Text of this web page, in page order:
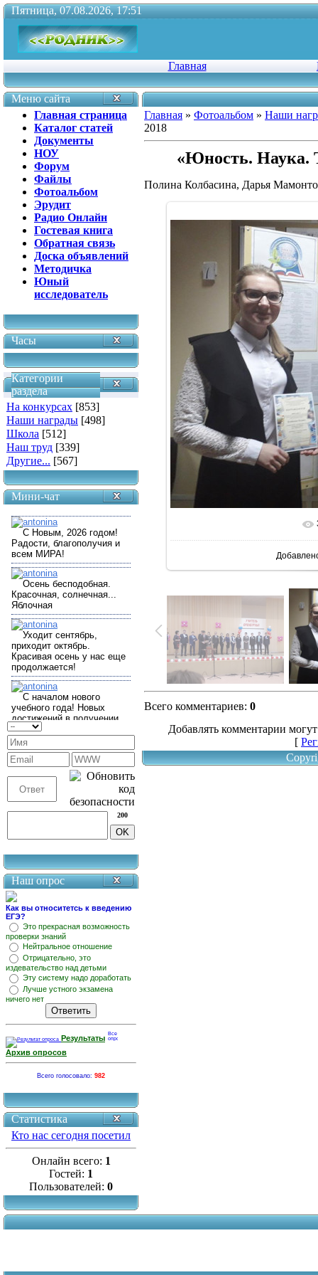
Пятница, 07.08.2026, 17:51
Главная
Меню сайта
Главная страница
Каталог статей
Документы
НОУ
Форум
Файлы
Фотоальбом
Эрудит
Радио Онлайн
Гостевая книга
Обратная связь
Доска объявлений
Методичка
Юный
исследователь
Часы
Категории
раздела
На конкурсах [853]
Наши награды [498]
Школа [512]
Наш труд [339]
Другие... [567]
Мини-чат
200
Наш опрос
Как вы относитетсь к введению
ЕГЭ?
Это прекрасная возможность
проверки знаний
Нейтральное отношение
Отрицательно, это
издевательство над детьми
Эту систему надо доработать
Лучше устного экзамена
ничего нет
Результаты
Архив опросов
Всего голосовало: 982
Статистика
Кто нас сегодня посетил
Онлайн всего: 1
Гостей: 1
Пользователей: 0
Главная » Фотоальбом » Наши
2018
«Юность. Наука.
Полина Колбасина, Дарья
В
Всего комментариев: 0
Добавлять комментарии
[